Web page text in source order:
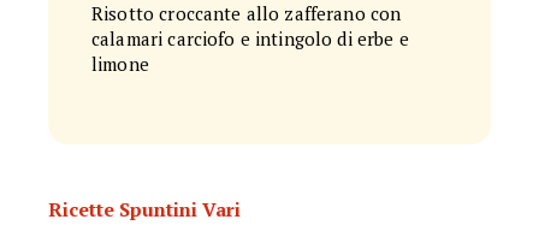
Risotto croccante allo zafferano con
calamari carciofo e intingolo di erbe e
limone
Ricette Spuntini Vari